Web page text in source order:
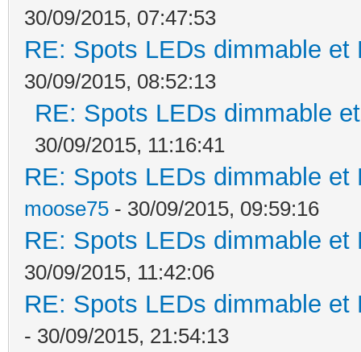
30/09/2015, 07:47:53
RE: Spots LEDs dimmable
30/09/2015, 08:52:13
RE: Spots LEDs dimmable
30/09/2015, 11:16:41
RE: Spots LEDs dimmable
moose75 - 30/09/2015, 09:59:16
RE: Spots LEDs dimmable
30/09/2015, 11:42:06
RE: Spots LEDs dimmable
- 30/09/2015, 21:54:13